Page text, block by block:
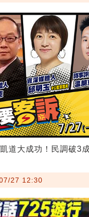
道大成功！民調破3
27 12:30